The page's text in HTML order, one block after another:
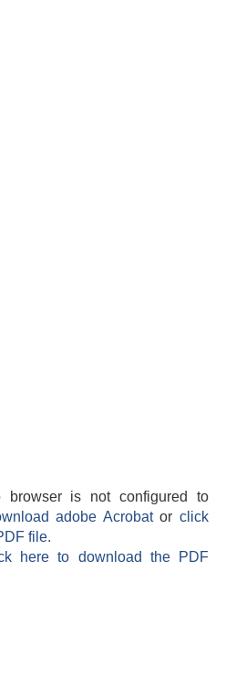
browser is not configured to
adobe Acrobatorclick
file.
here to download the PDF